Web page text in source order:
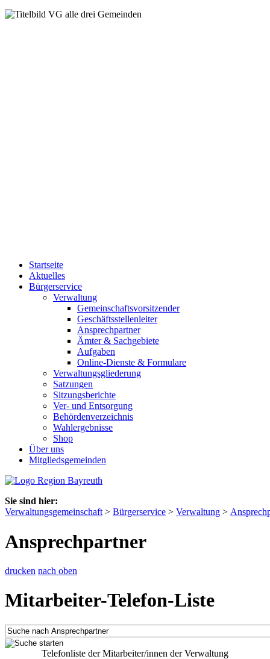
Startseite
Aktuelles
Bürgerservice
Verwaltung
Gemeinschaftsvorsitzender
Geschäftsstellenleiter
Ansprechpartner
Ämter & Sachgebiete
Aufgaben
Online-Dienste & Formulare
Verwaltungsgliederung
Satzungen
Sitzungsberichte
Ver- und Entsorgung
Behördenverzeichnis
Wahlergebnisse
Shop
Über uns
Mitgliedsgemeinden
Sie sind hier:
Verwaltungsgemeinschaft > Bürgerservice > Verwaltung >
Ansprechpartner
drucken nach oben
Mitarbeiter-Telefon-Liste
Telefonliste der Mitarbeiter/innen der Verwaltung